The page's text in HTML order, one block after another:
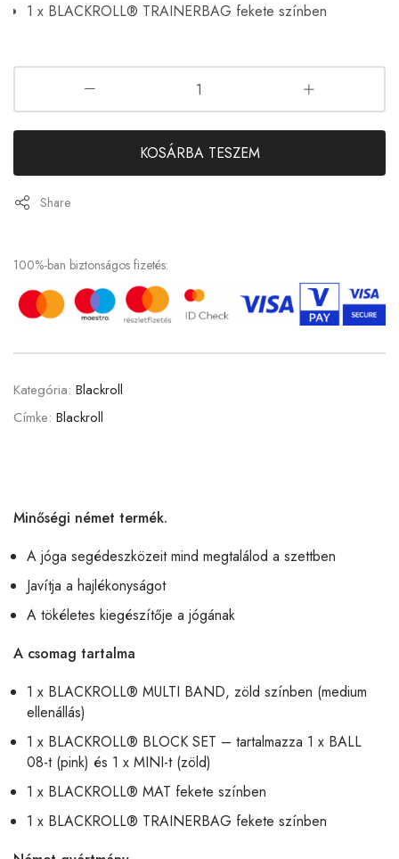
1 x BLACKROLL® TRAINERBAG fekete színben
KOSÁRBA TESZEM
Share
100%-ban biztonságos fizetés:
Kategória: Blackroll
Címke: Blackroll
Minőségi német termék.
A jóga segédeszközeit mind megtalálod a szettben
Javítja a hajlékonyságot
A tökéletes kiegészítője a jógának
A csomag tartalma
1 x BLACKROLL® MULTI BAND, zöld színben (medium
ellenállás)
1 x BLACKROLL® BLOCK SET – tartalmazza 1 x BALL
08-t (pink) és 1 x MINI-t (zöld)
1 x BLACKROLL® MAT fekete színben
1 x BLACKROLL® TRAINERBAG fekete színben